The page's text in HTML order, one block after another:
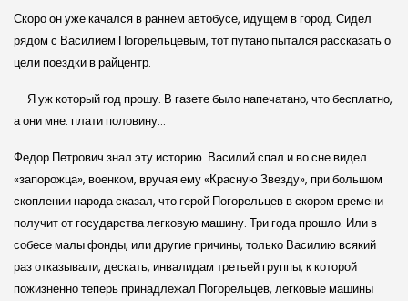
Скоро он уже качался в раннем автобусе, идущем в город. Сидел
рядом с Василием Погорельцевым, тот путано пытался рассказать о
цели поездки в райцентр.
— Я уж который год прошу. В газете было напечатано, что бесплатно,
а они мне: плати половину…
Федор Петрович знал эту историю. Василий спал и во сне видел
«запорожца», военком, вручая ему «Красную Звезду», при большом
скоплении народа сказал, что герой Погорельцев в скором времени
получит от государства легковую машину. Три года прошло. Или в
собесе малы фонды, или другие причины, только Василию всякий
раз отказывали, дескать, инвалидам третьей группы, к которой
пожизненно теперь принадлежал Погорельцев, легковые машины